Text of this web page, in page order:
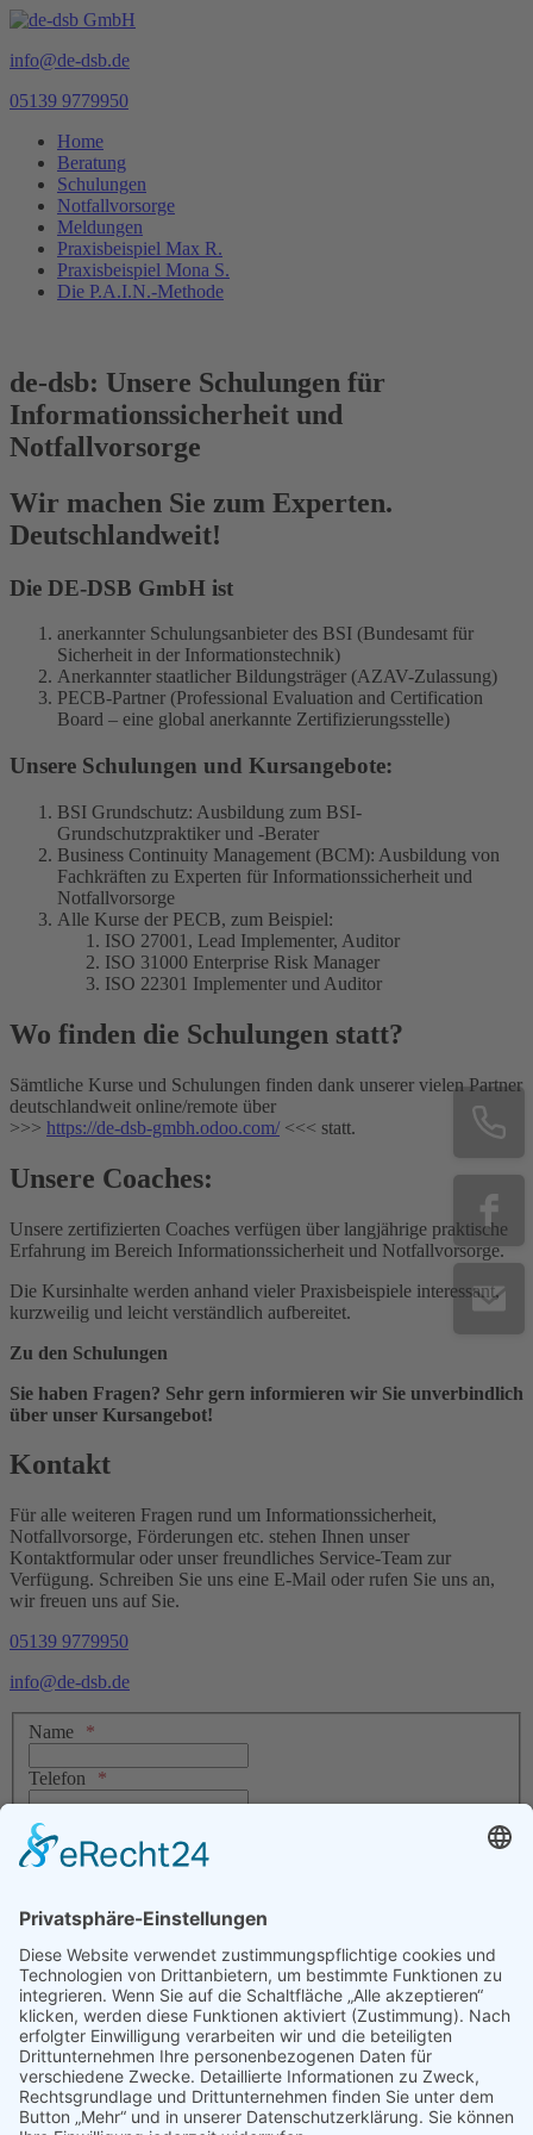
info@de-dsb.de
05139 9779950
Home
Beratung
Schulungen
Notfallvorsorge
Meldungen
Praxisbeispiel Max R.
Praxisbeispiel Mona S.
Die P.A.I.N.-Methode
de-dsb: Unsere Schulungen für
Informationssicherheit und
Notfallvorsorge
Wir machen Sie zum Experten.
Deutschlandweit!
Die DE-DSB GmbH ist
anerkannter Schulungsanbieter des BSI (Bundesamt für
Sicherheit in der Informationstechnik)
Anerkannter staatlicher Bildungsträger (AZAV-Zulassung)
PECB-Partner (Professional Evaluation and Certification
Board – eine global anerkannte Zertifizierungsstelle)
Unsere Schulungen und Kursangebote:
BSI Grundschutz: Ausbildung zum BSI-
Grundschutzpraktiker und -Berater
Business Continuity Management (BCM): Ausbildung von
Fachkräften zu Experten für Informationssicherheit und
Notfallvorsorge
Alle Kurse der PECB, zum Beispiel:
ISO 27001, Lead Implementer, Auditor
ISO 31000 Enterprise Risk Manager
ISO 22301 Implementer und Auditor
Wo finden die Schulungen statt?
Sämtliche Kurse und Schulungen finden dank unserer vielen Partner
deutschlandweit online/remote über
>>> https://de-dsb-gmbh.odoo.com/ <<< statt.
Unsere Coaches:
Unsere zertifizierten Coaches verfügen über langjährige praktische
Erfahrung im Bereich Informationssicherheit und Notfallvorsorge.
Die Kursinhalte werden anhand vieler Praxisbeispiele interessant,
kurzweilig und leicht verständlich aufbereitet.
Zu den Schulungen
Sie haben Fragen? Sehr gern informieren wir Sie unverbindlich
über unser Kursangebot!
Kontakt
Für alle weiteren Fragen rund um Informationssicherheit,
Notfallvorsorge, Förderungen etc. stehen Ihnen unser
Kontaktformular oder unser freundliches Service-Team zur
Verfügung. Schreiben Sie uns eine E-Mail oder rufen Sie uns an,
wir freuen uns auf Sie.
05139 9779950
info@de-dsb.de
Name
Telefon
E-Mail
Nachricht
Ich stimme zu, dass meine Angaben aus dem Kontaktformular zur
Bearbeitung meiner Anfrage erhoben und verarbeitet werden. Die
Daten werden nach abgeschlossener Bearbeitung gelöscht. Sie können
Ihre Einwilligung jederzeit für die Zukunft per E-Mail anDiese E-
Mail-Adresse ist vor Spambots geschützt! Zur Anzeige muss
JavaScript eingeschaltet sein.widerrufen. Detaillierte Informationen
zum Umgang mit Nutzerdaten finden Sie in unserer